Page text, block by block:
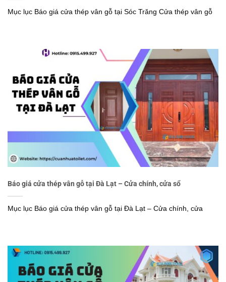
Mục lục Báo giá cửa thép vân gỗ tại Sóc Trăng Cửa thép vân gỗ
Báo giá cửa thép vân gỗ tại Đà Lạt – Cửa chính, cửa sổ
Mục lục Báo giá cửa thép vân gỗ tại Đà Lạt – Cửa chính, cửa